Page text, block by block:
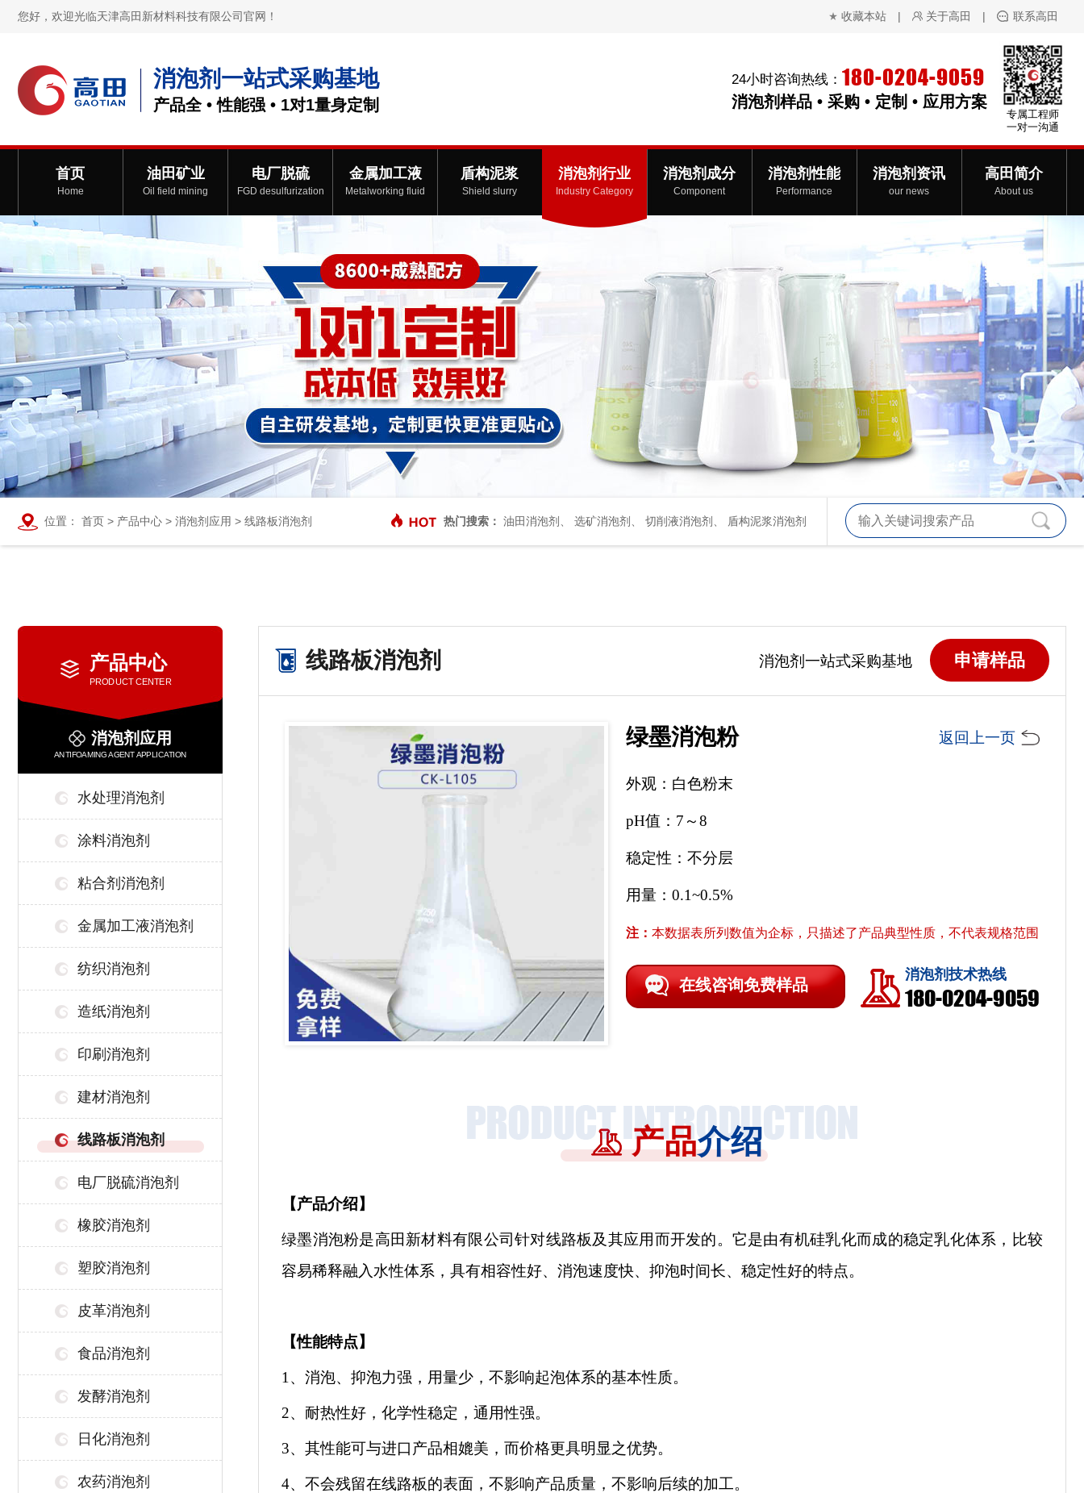
您好，欢迎光临天津高田新材料科技有限公司官网！ 收藏本站 | 关于高田 | 联系高田
消泡剂一站式采购基地
产品全 • 性能强 • 1对1量身定制
24小时咨询热线： 180-0204-9059
消泡剂样品 • 采购 • 定制 • 应用方案
专属工程师
一对一沟通
首页
Home
油田矿业
Oil field mining
电厂脱硫
FGD desulfurization
金属加工液
Metalworking fluid
盾构泥浆
Shield slurry
消泡剂行业
Industry Category
消泡剂成分
Component
消泡剂性能
Performance
消泡剂资讯
our news
高田简介
About us
位置： 首页 > 产品中心 > 消泡剂应用 > 线路板消泡剂 热门搜索： 油田消泡剂 选矿消泡剂 切削液消泡剂 盾构泥浆消泡剂
产品中心
PRODUCT CENTER
消泡剂应用
ANTIFOAMING AGENT APPLICATION
水处理消泡剂
涂料消泡剂
粘合剂消泡剂
金属加工液消泡剂
纺织消泡剂
造纸消泡剂
印刷消泡剂
建材消泡剂
线路板消泡剂
电厂脱硫消泡剂
橡胶消泡剂
塑胶消泡剂
皮革消泡剂
食品消泡剂
发酵消泡剂
日化消泡剂
农药消泡剂
线路板消泡剂 消泡剂一站式采购基地 申请样品
绿墨消泡粉 返回上一页
外观：白色粉末
pH值：7～8
稳定性：不分层
用量：0.1~0.5%
注： 本数据表所列数值为企标，只描述了产品典型性质，不代表规格范围
在线咨询免费样品
消泡剂技术热线
180-0204-9059
产品介绍
【产品介绍】
绿墨消泡粉是高田新材料有限公司针对线路板及其应用而开发的。它是由有机硅乳化而成的稳定乳化体系，比较
容易稀释融入水性体系，具有相容性好、消泡速度快、抑泡时间长、稳定性好的特点。
【性能特点】
1、消泡、抑泡力强，用量少，不影响起泡体系的基本性质。
2、耐热性好，化学性稳定，通用性强。
3、其性能可与进口产品相媲美，而价格更具明显之优势。
4、不会残留在线路板的表面，不影响产品质量，不影响后续的加工。